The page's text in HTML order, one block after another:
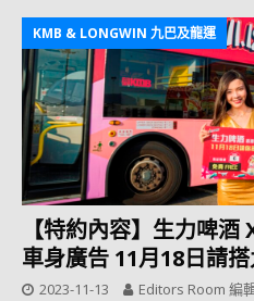
KMB & LONGWIN 九巴及龍運
【特約內容】生力啤
車身廣告 11月18日請
2023-11-13 Editors Room 編